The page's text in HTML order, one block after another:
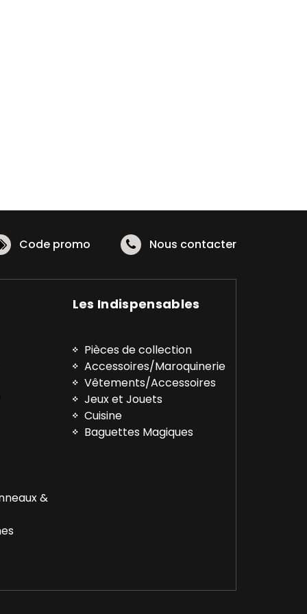
Code promo Nous contacter
&
Les Indispensables
Pièces de collection
Accessoires/Maroquinerie
Vêtements/Accessoires
Jeux et Jouets
Cuisine
Baguettes Magiques